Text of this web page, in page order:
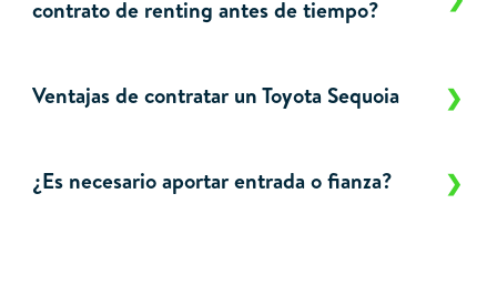
contrato de renting antes de tiempo?
Ventajas de contratar un Toyota Sequoia
¿Es necesario aportar entrada o fianza?